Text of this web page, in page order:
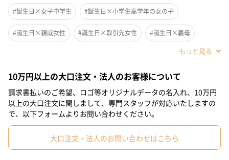
りで心も体もリラックスできます。
置くだけでも、おしゃれで南国の雰囲気を楽しめるセットです。
人気の高いプルメリアの香りのするボディーローションです。
持ち運びやすいサイズなので、外出にももってこいです。
乾燥から体を守りながら、香りで心も癒すことができます。
#誕生日×女子中学生 #誕生日×小学生高学年の女の子
#誕生日×親戚女性 #誕生日×取引先女性 #誕生日×義母
#誕生日×同僚女性
#誕生日×上司女性 #誕生日×母親 #誕生日×妻 #母の日
#記念日 #お祝い #お礼 #敬老の日 #就職祝い
#自分へのご褒美 #出産祝い #クリスマス
#退職祝い #卒業祝い #姉 #女子高校生
10万円以上の大口注文・法人のお客様について
請求書払いのご希望、ロゴ等オリジナルデータの名入れ、10万円
以上の大口注文に関しまして、専門スタッフが対応いたしますの
で、以下フォームよりお問い合わせください。
大口注文・法人のお問い合わせはこちら